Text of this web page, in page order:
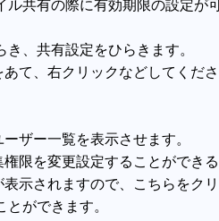
ル共有の際に有効期限の設定が
、共有設定をひらきます。
て、右クリックなどしてくださ
ザー一覧を表示させます。
限を変更設定することができ
示されますので、こちらをク
ができます。